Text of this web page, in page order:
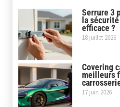
Serrure 3
la
efficace ?
18 juillet 2026
Covering
meilleurs
17 juin 2026